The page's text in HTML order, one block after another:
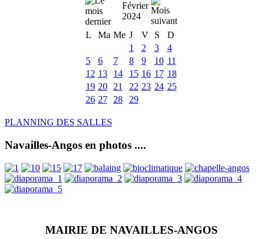
Février
2024
L
Ma Me J V S
D
1
2 3
4
5
6 7 8 9 10 11
12 13 14 15 16 17 18
19 20 21 22 23 24 25
26 27 28 29
PLANNING DES SALLES
Navailles-Angos en photos ....
MAIRIE DE NAVAILLES-ANGOS